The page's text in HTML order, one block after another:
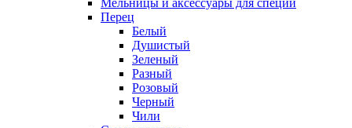
Мельницы и аксессуары для специй
Перец
Белый
Душистый
Зеленый
Разный
Розовый
Черный
Чили